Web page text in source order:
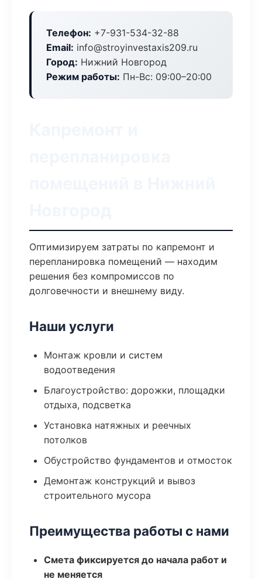
Телефон: +7-931-534-32-88
Email: info@stroyinvestaxis209.ru
Город: Нижний Новгород
Режим работы: Пн-Вс: 09:00–20:00
Оптимизируем затраты по капремонт и
перепланировка помещений — находим
решения без компромиссов по
долговечности и внешнему виду.
Наши услуги
Монтаж кровли и систем
водоотведения
Благоустройство: дорожки, площадки
отдыха, подсветка
Установка натяжных и реечных
потолков
Обустройство фундаментов и отмосток
Демонтаж конструкций и вывоз
строительного мусора
Преимущества работы с нами
Смета фиксируется до начала работ и
не меняется